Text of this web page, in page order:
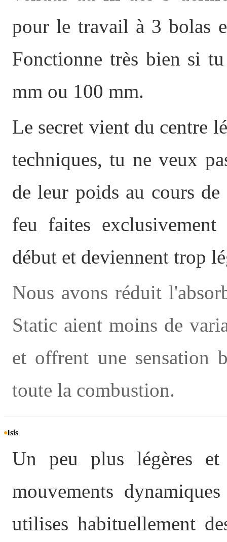
pour le travail à 3 bolas
Fonctionne très bien si
mm ou 100 mm.
Le secret vient du centre
techniques, tu ne veux
de leur poids au cours
feu faites
début et deviennent trop
Nous avons réduit
Static aient moins de
et offrent une sensation
toute la combustion.
Isis
Un peu plus légères
mouvements
utilises habituellement